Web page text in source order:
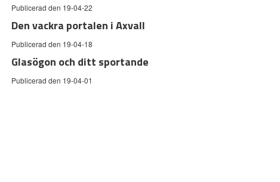
Publicerad den 19-04-22
Den vackra portalen i Axvall
Publicerad den 19-04-18
Glasögon och ditt sportande
Publicerad den 19-04-01